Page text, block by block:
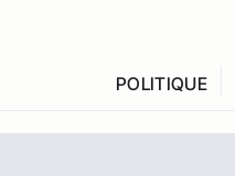
POLITIQUE